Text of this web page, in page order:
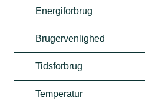
Energiforbrug
Brugervenlighed
Tidsforbrug
Temperatur